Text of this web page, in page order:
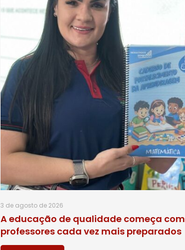
3 de agosto de 2026
A educação de qualidade começa com
professores cada vez mais preparados